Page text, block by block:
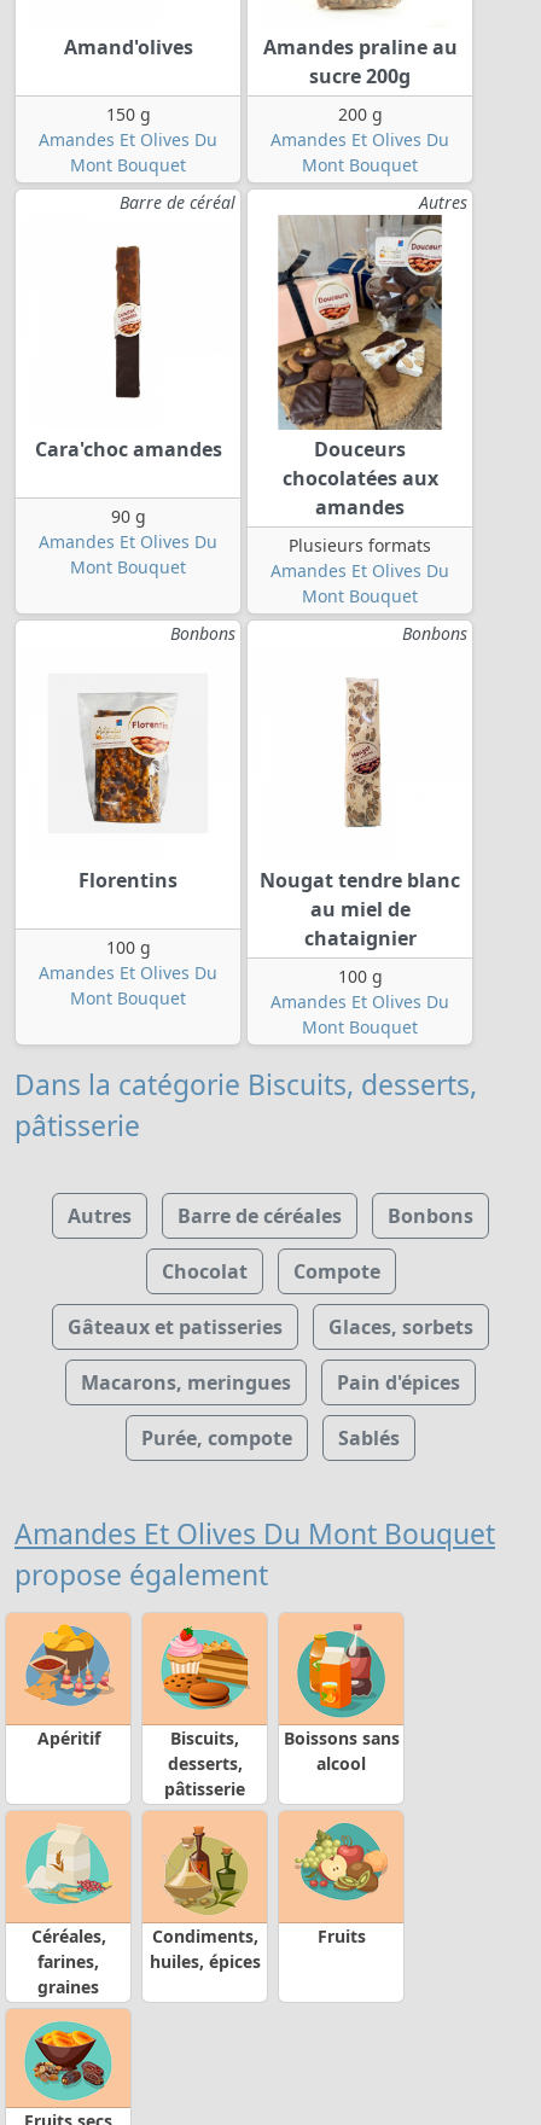
Amand'olives
150 g
Amandes Et Olives Du
Mont Bouquet
Amandes praline au
sucre 200g
200 g
Amandes Et Olives Du
Mont Bouquet
Barre de céréal
Cara'choc amandes
90 g
Amandes Et Olives Du
Mont Bouquet
Autres
Douceurs
chocolatées aux
amandes
Plusieurs formats
Amandes Et Olives Du
Mont Bouquet
Bonbons
Florentins
100 g
Amandes Et Olives Du
Mont Bouquet
Bonbons
Nougat tendre blanc
au miel de
chataignier
100 g
Amandes Et Olives Du
Mont Bouquet
Dans la catégorie Biscuits, desserts,
pâtisserie
Autres Barre de céréales Bonbons
Chocolat Compote
Gâteaux et patisseries Glaces, sorbets
Macarons, meringues Pain d'épices
Purée, compote Sablés
Amandes Et Olives Du Mont Bouquet
propose également
Apéritif
Biscuits,
desserts,
pâtisserie
Boissons sans
alcool
Céréales,
farines,
graines
Condiments,
huiles, épices
Fruits